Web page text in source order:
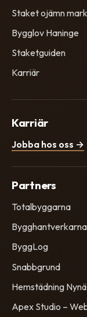
Staket ojämn mark
Bygglov Haninge
Staketguiden
Karriär
Karriär
Jobba hos oss →
Partners
Totalbyggarna
Bygghantverkarna
ByggLog
Snabbgrund
Hemstädning
Apex Studio –